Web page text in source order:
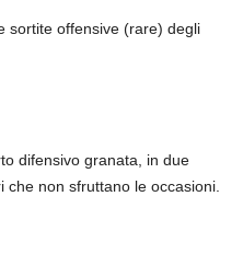
sortite offensive (rare) degli
difensivo granata, in due
non sfruttano le occasioni.